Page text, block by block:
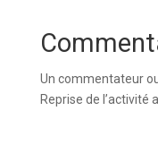
Un commentateur
Reprise de l’activité